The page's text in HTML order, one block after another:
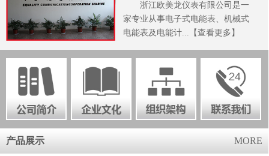
浙江欧美龙仪表有限公司是一
家专业从事电子式电能表、机械式
电能表及电能计...【查看更多】
产品展示 MORE